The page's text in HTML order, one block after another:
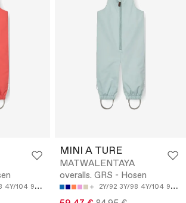
4Y/104 9M/74 12M/80
MINI A TURE
MATWALENTAYA
overalls. GRS - Hosen
2Y/92 3Y/98 4Y/104 9M/74